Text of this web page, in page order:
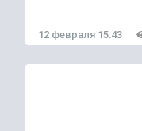
12 февраля 15:43